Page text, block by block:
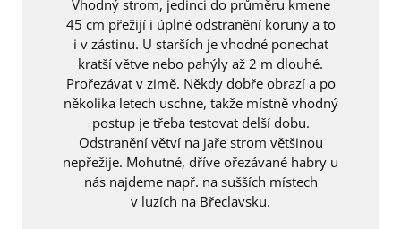
Vhodný strom, jedinci do průměru kmene
45 cm přežijí i úplné odstranění koruny a to
i v zástinu. U starších je vhodné ponechat
kratší větve nebo pahýly až 2 m dlouhé.
Prořezávat v zimě. Někdy dobře obrazí a po
několika letech uschne, takže místně vhodný
postup je třeba testovat delší dobu.
Odstranění větví na jaře strom většinou
nepřežije. Mohutné, dříve ořezávané habry u
nás najdeme např. na sušších místech
v luzích na Břeclavsku.